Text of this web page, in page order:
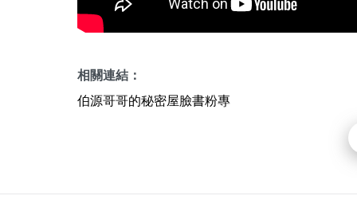
相關連結：
伯源哥哥的秘密屋臉書粉專